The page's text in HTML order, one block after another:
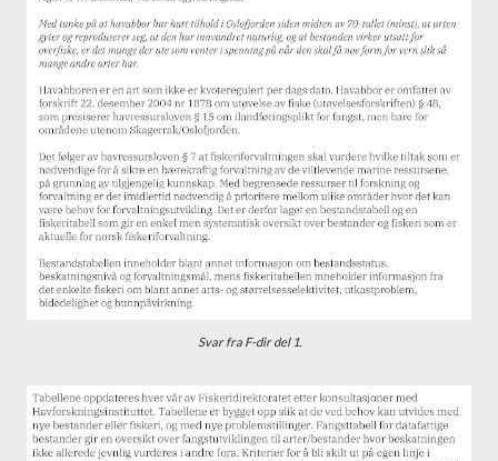
Svar fra F-dir del 1.